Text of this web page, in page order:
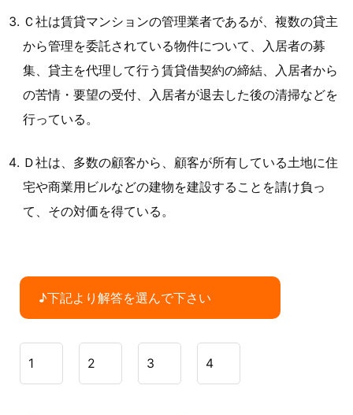
Ｃ社は賃貸マンションの管理業者であるが、複数の貸主
から管理を委託されている物件について、入居者の募
集、貸主を代理して行う賃貸借契約の締結、入居者から
の苦情・要望の受付、入居者が退去した後の清掃などを
行っている。
Ｄ社は、多数の顧客から、顧客が所有している土地に住
宅や商業用ビルなどの建物を建設することを請け負っ
て、その対価を得ている。
♪下記より解答を選んで下さい
1 2 3 4